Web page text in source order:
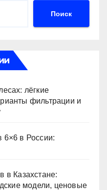
ki
ть
Поиск
лёгкие
фильтрации и
6×6 в России:
в Казахстане:
модели, ценовые